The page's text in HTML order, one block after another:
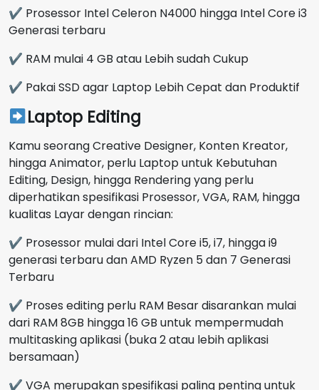
✔ Prosessor Intel Celeron N4000 hingga Intel Core i3
Generasi terbaru
✔ RAM mulai 4 GB atau Lebih sudah Cukup
✔ Pakai SSD agar Laptop Lebih Cepat dan Produktif
Laptop Editing
Kamu seorang Creative Designer, Konten Kreator,
hingga Animator, perlu Laptop untuk Kebutuhan
Editing, Design, hingga Rendering yang perlu
diperhatikan spesifikasi Prosessor, VGA, RAM, hingga
kualitas Layar dengan rincian:
✔ Prosessor mulai dari Intel Core i5, i7, hingga i9
generasi terbaru dan AMD Ryzen 5 dan 7 Generasi
Terbaru
✔ Proses editing perlu RAM Besar disarankan mulai
dari RAM 8GB hingga 16 GB untuk mempermudah
multitasking aplikasi (buka 2 atau lebih aplikasi
bersamaan)
✔ VGA merupakan spesifikasi paling penting untuk